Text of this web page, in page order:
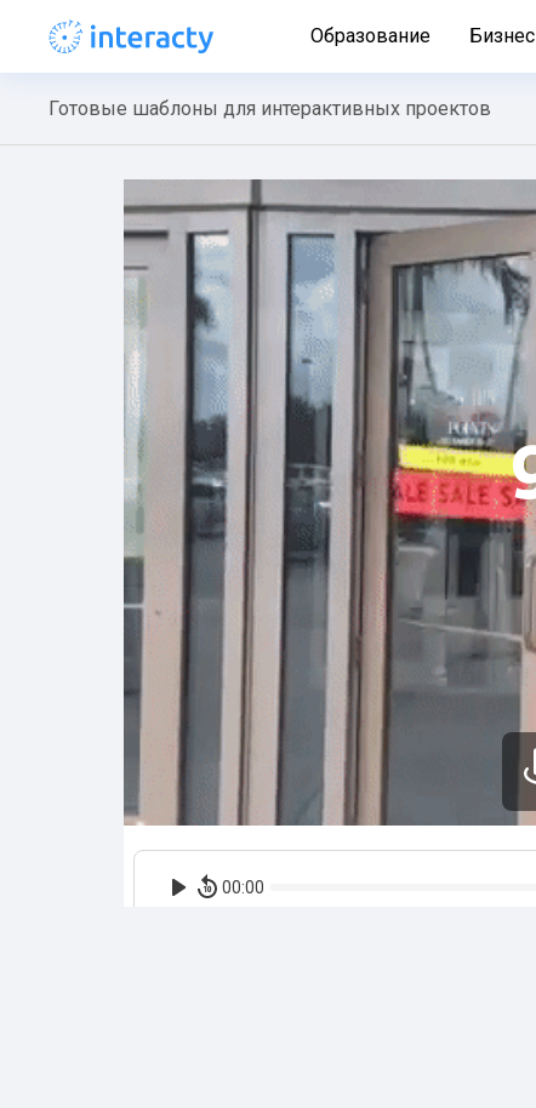
Образование Бизнес
Готовые шаблоны для интерактивных проектов